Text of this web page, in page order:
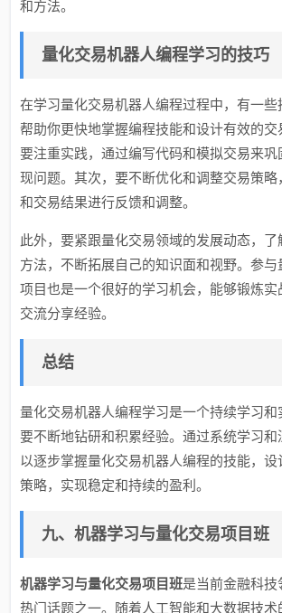
和方法。
量化交易机器人编程学习的技巧
在学习量化交易机器人编程过程中，有一
帮助你更快地掌握编程技能和设计有效的交
要注重实践，通过编写代码和模拟交易来巩
现问题。其次，要不断优化和调整交易策
和交易结果进行反馈和调整。
此外，要紧跟量化交易领域的发展动态，了
方法，不断拓展自己的知识面和视野。参与
项目也是一个很好的学习机会，能够锻炼实
交流分享经验。
总结
量化交易机器人编程学习是一个持续学习和
要不断地钻研和积累经验。通过系统学习
以逐步掌握量化交易机器人编程的技能，设
策略，实现稳定和持续的盈利。
九、机器学习与量化交易项目班
机器学习与量化交易项目班是当前金融科技
热门话题之一。随着人工智能和大数据技